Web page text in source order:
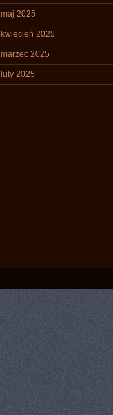
maj 2025
kwiecień 2025
marzec 2025
luty 2025